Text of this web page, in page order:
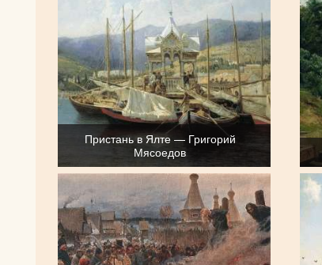
Пристань в Ялте — Григорий
Мясоедов